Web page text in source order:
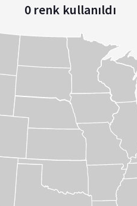
0renk kullanıldı